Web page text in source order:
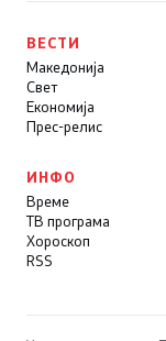
ВЕСТИ
Македонија
Свет
Економија
Прес-релис
ИНФО
Време
ТВ програма
Хороскоп
RSS